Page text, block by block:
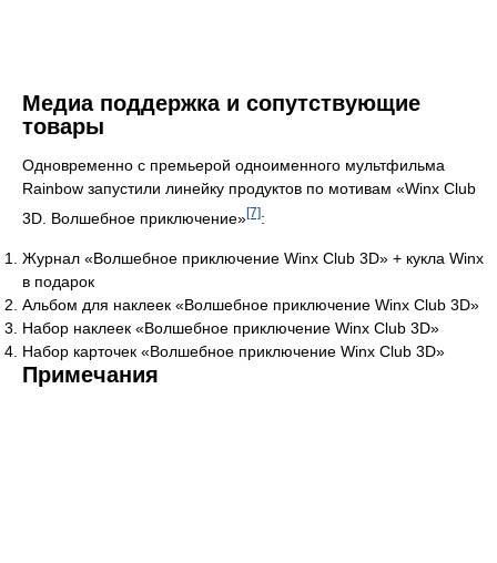
Медиа поддержка и сопутствующие
товары
Одновременно с премьерой одноименного мультфильма
Rainbow запустили линейку продуктов по мотивам «Winx Club
3D. Волшебное приключение»[7]:
Журнал «Волшебное приключение Winx Club 3D» + кукла Winx
в подарок
Альбом для наклеек «Волшебное приключение Winx Club 3D»
Набор наклеек «Волшебное приключение Winx Club 3D»
Набор карточек «Волшебное приключение Winx Club 3D»
Примечания